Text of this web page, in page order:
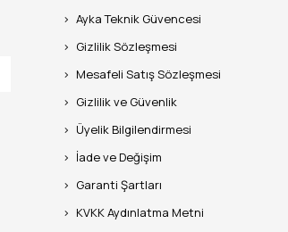
Ayka Teknik Güvencesi
Gizlilik Sözleşmesi
Mesafeli Satış Sözleşmesi
Gizlilik ve Güvenlik
Üyelik Bilgilendirmesi
İade ve Değişim
Garanti Şartları
KVKK Aydınlatma Metni